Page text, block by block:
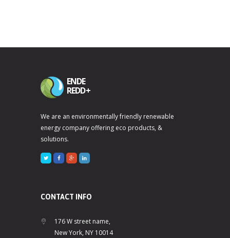
ENDE
REDD+
We are an environmentally friendly renewable
energy company offering eco products, &
solutions.
CONTACT INFO
176 W street name,
New York, NY 10014